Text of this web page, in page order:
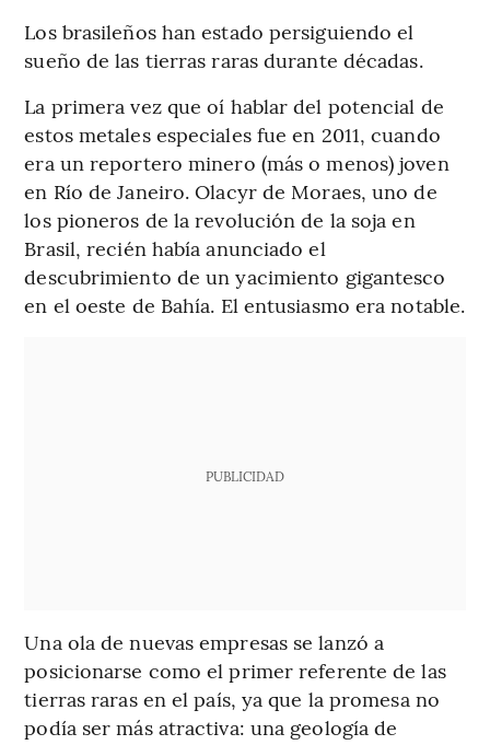
Los brasileños han estado persiguiendo el
sueño de las tierras raras durante décadas.
La primera vez que oí hablar del potencial de
estos metales especiales fue en 2011, cuando
era un reportero minero (más o menos) joven
en Río de Janeiro. Olacyr de Moraes, uno de
los pioneros de la revolución de la soja en
Brasil, recién había anunciado el
descubrimiento de un yacimiento gigantesco
en el oeste de Bahía. El entusiasmo era notable.
PUBLICIDAD
Una ola de nuevas empresas se lanzó a
posicionarse como el primer referente de las
tierras raras en el país, ya que la promesa no
podía ser más atractiva: una geología de